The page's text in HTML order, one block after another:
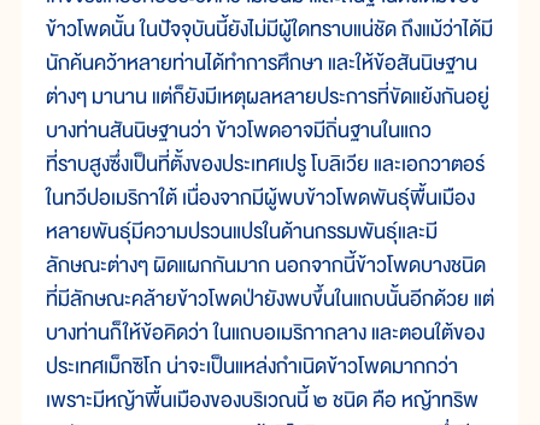
ข้าวโพดนั้น ในปัจจุบันนี้ยังไม่มีผู้ใดทราบแน่ชัด ถึงแม้ว่าได้มี
นักค้นคว้าหลายท่านได้ทำการศึกษา และให้ข้อสันนิษฐาน
ต่างๆ มานาน แต่ก็ยังมีเหตุผลหลายประการที่ขัดแย้งกันอยู่
บางท่านสันนิษฐานว่า ข้าวโพดอาจมีถิ่นฐานในแถว
ที่ราบสูงซึ่งเป็นที่ตั้งของประเทศเปรู โบลิเวีย และเอกวาตอร์
ในทวีปอเมริกาใต้ เนื่องจากมีผู้พบข้าวโพดพันธุ์พื้นเมือง
หลายพันธุ์มีความปรวนแปรในด้านกรรมพันธุ์และมี
ลักษณะต่างๆ ผิดแผกกันมาก นอกจากนี้ข้าวโพดบางชนิด
ที่มีลักษณะคล้ายข้าวโพดป่ายังพบขึ้นในแถบนั้นอีกด้วย แต่
บางท่านก็ให้ข้อคิดว่า ในแถบอเมริกากลาง และตอนใต้ของ
ประเทศเม็กซิโก น่าจะเป็นแหล่งกำเนิดข้าวโพดมากกว่า
เพราะมีหญ้าพื้นเมืองของบริเวณนี้ ๒ ชนิด คือ หญ้าทริพ